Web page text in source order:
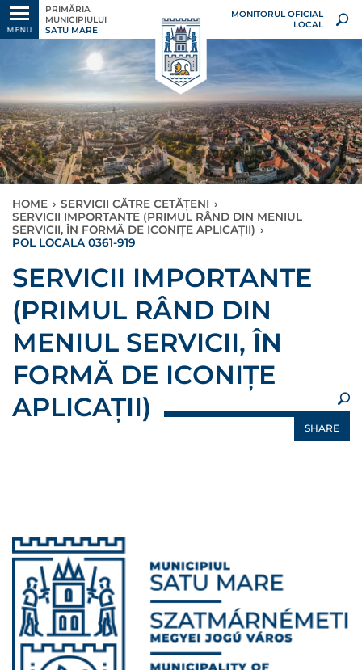
MENU
PRIMĂRIA
MUNICIPIULUI
SATU MARE
MONITORUL OFICIAL
LOCAL
HOME › SERVICII CĂTRE CETĂȚENI ›
SERVICII IMPORTANTE (PRIMUL RÂND DIN MENIUL
SERVICII, ÎN FORMĂ DE ICONIȚE APLICAȚII) ›
POL LOCALA 0361-919
SERVICII IMPORTANTE
(PRIMUL RÂND DIN
MENIUL SERVICII, ÎN
FORMĂ DE ICONIȚE
APLICAȚII)
SHARE